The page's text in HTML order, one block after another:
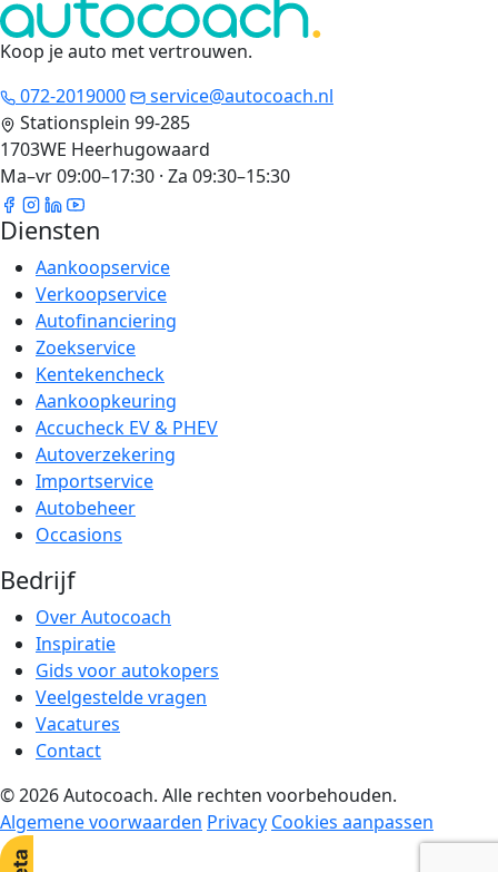
Koop je auto met vertrouwen.
072-2019000
service@autocoach.nl
Stationsplein 99-285
1703WE Heerhugowaard
Ma–vr 09:00–17:30 · Za 09:30–15:30
Diensten
Aankoopservice
Verkoopservice
Autofinanciering
Zoekservice
Kentekencheck
Aankoopkeuring
Accucheck EV & PHEV
Autoverzekering
Importservice
Autobeheer
Occasions
Bedrijf
Over Autocoach
Inspiratie
Gids voor autokopers
Veelgestelde vragen
Vacatures
Contact
© 2026 Autocoach. Alle rechten voorbehouden.
Algemene voorwaarden Privacy Cookies aanpassen